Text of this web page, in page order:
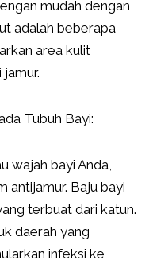
mudah dengan
adalah beberapa
area kulit
Tubuh Bayi:
wajah bayi Anda,
antijamur. Baju bayi
terbuat dari katun.
daerah yang
infeksi ke